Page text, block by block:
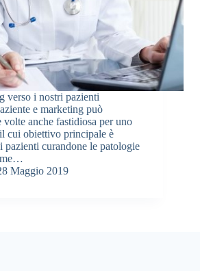
verso i nostri pazienti
e marketing può
volte anche fastidiosa per uno
cui obiettivo principale è
pazienti curandone le patologie
Maggio 2019